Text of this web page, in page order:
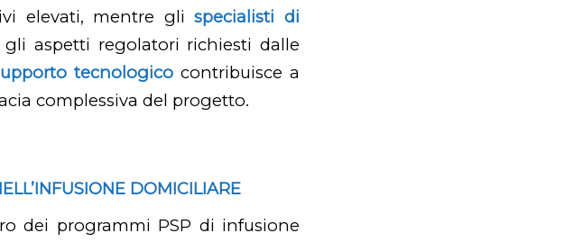
elevati, mentre glispecialisti di
aspetti regolatori richiesti dalle
tecnologico contribuisce a
complessiva del progetto.
DOMICILIARE
dei programmi PSP di infusione